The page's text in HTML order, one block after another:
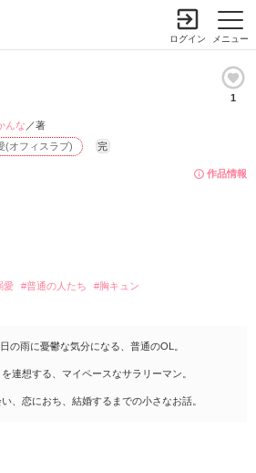
メニュー
ログイン
1
作品情報
(オフィスラブ) 完
んな ／著
愛 #普通の人たち
#胸キュン
の雨に憂鬱な気分になる、普通のOL。
連想する、マイペースなサラリーマン。
、恋におち、結婚するまでの小さなお話。